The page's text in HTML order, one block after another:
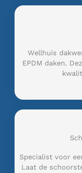
Wellhuis
EPDM daken.
Specialist voor
Laat de